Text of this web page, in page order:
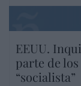
EEUU.
parte de
“socialista”